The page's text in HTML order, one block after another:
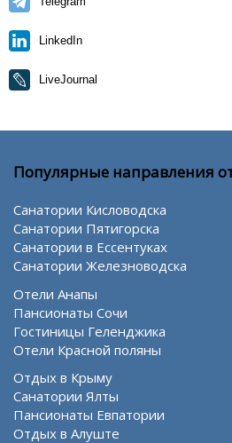
LinkedIn
LiveJournal
Популярные направления
Санатории Кисловодска
Санатории Пятигорска
Санатории в Ессентуках
Санатории Железноводска
Отели Анапы
Пансионаты Сочи
Гостиницы Геленджика
Отели Красной поляны
Отдых в Крыму
Санатории Ялты
Пансионаты Евпатории
Отдых в Алуште